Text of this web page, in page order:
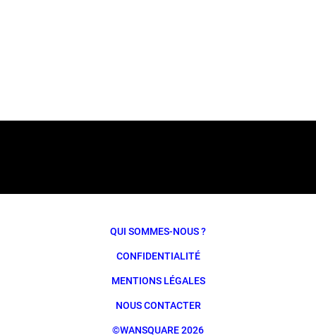
QUI SOMMES-NOUS ?
CONFIDENTIALITÉ
MENTIONS LÉGALES
NOUS CONTACTER
©WANSQUARE 2026